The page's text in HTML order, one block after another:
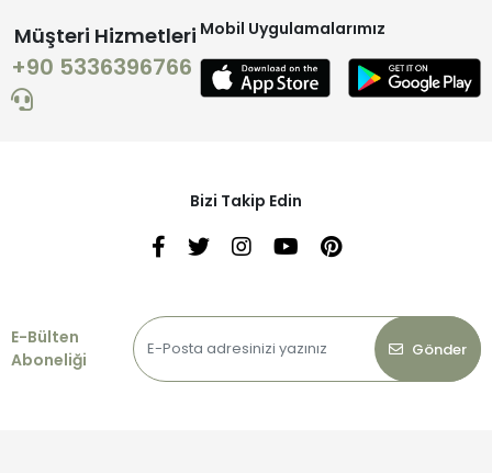
Müşteri Hizmetleri
+90 5336396766
Mobil Uygulamalarımız
Bizi Takip Edin
E-Bülten
Aboneliği
Gönder